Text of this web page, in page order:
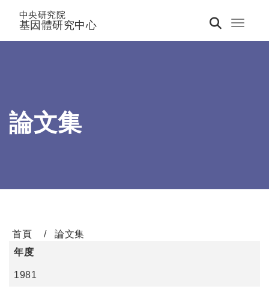
Toggle
中央研究院
基因體研究中心
論文集
首頁
論文集
年度
1981